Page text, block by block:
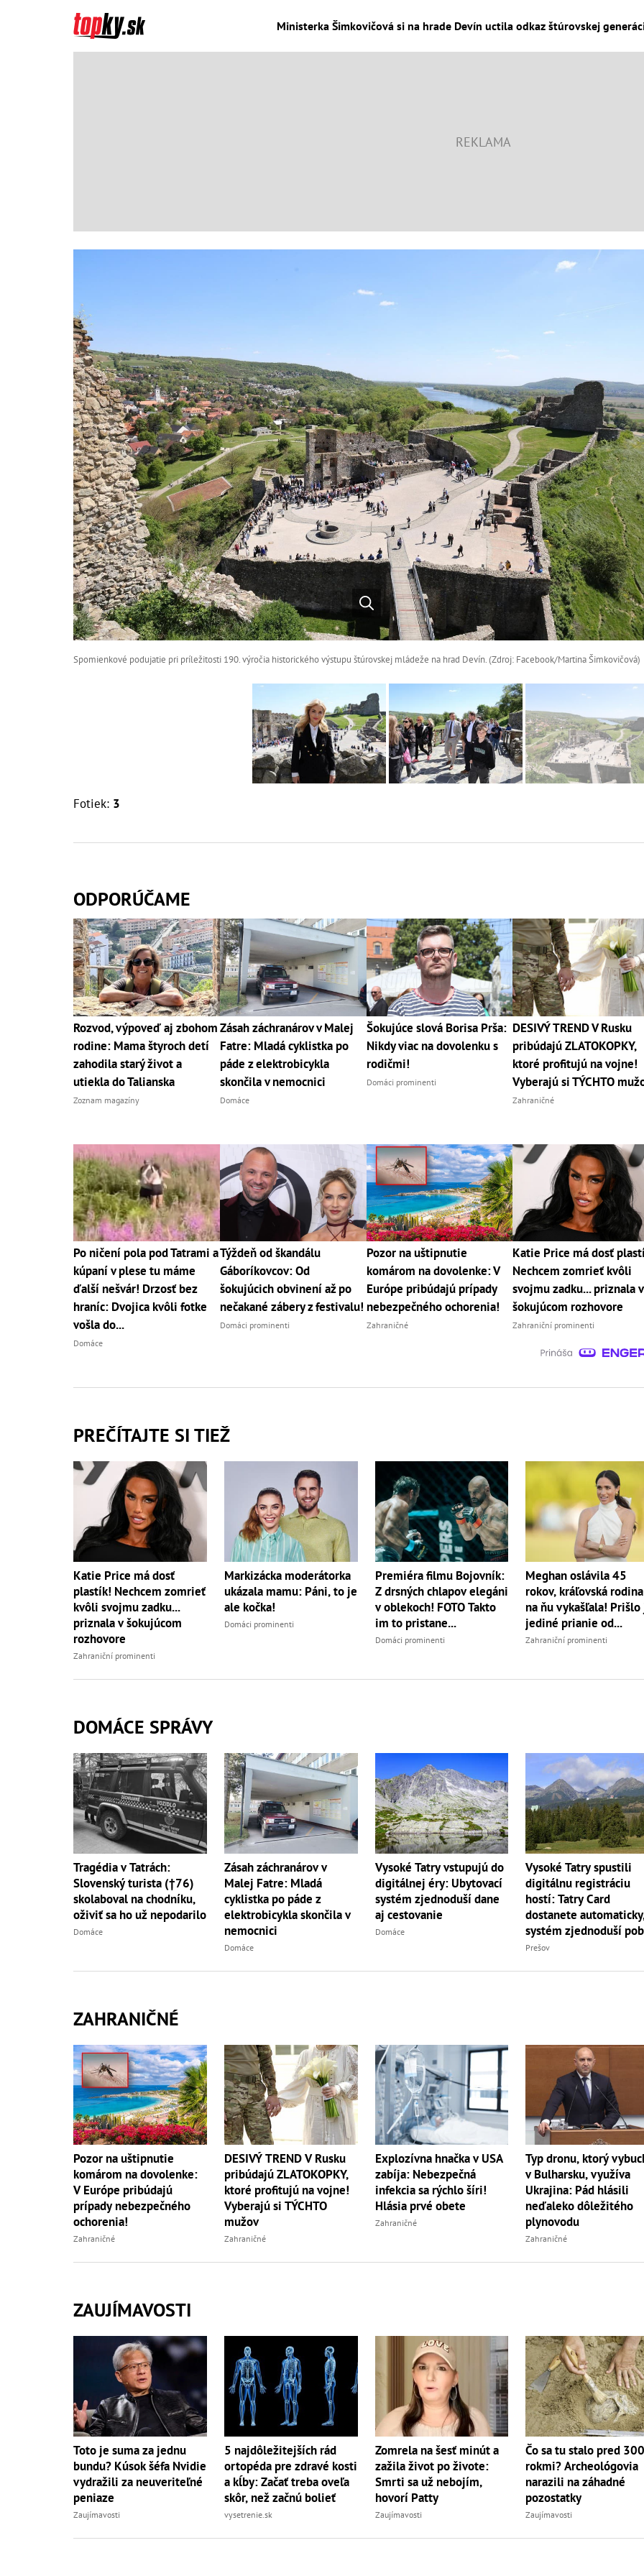
Ministerka Šimkovičová si na hrade Devín uctila odkaz štúrovskej
Spomienkové podujatie pri príležitosti 190. výročia historického výstupu štúrovskej mládeže na hrad Devín. (Zdroj: Facebook/Martina Šimkovičová)
Fotiek: 3
ODPORÚČAME
Rozvod, výpoveď aj zbohom
rodine: Mama štyroch detí
zahodila starý život a
utiekla do Talianska
Zoznam magazíny
Zásah záchranárov v Malej
Fatre: Mladá cyklistka po
páde z elektrobicykla
skončila v nemocnici
Domáce
Šokujúce slová Borisa Prša:
Nikdy viac na dovolenku s
rodičmi!
Domáci prominenti
DESIVÝ TREND V Rusku
pribúdajú ZLATOKOPKY,
ktoré profitujú na vojne!
Vyberajú si TÝCHTO
Zahraničné
Po ničení pola pod Tatrami a
kúpaní v plese tu máme
ďalší nešvár! Drzosť bez
hraníc: Dvojica kvôli fotke
vošla do...
Domáce
Týždeň od škandálu
Gáboríkovcov: Od
šokujúcich obvinení až po
nečakané zábery z festivalu!
Domáci prominenti
Pozor na uštipnutie
komárom na dovolenke: V
Európe pribúdajú prípady
nebezpečného ochorenia!
Zahraničné
Katie Price má dosť
Nechcem zomrieť kvôli
svojmu zadku... priznala v
šokujúcom rozhovore
Zahraniční prominenti
PREČÍTAJTE SI TIEŽ
Katie Price má dosť
plastík! Nechcem zomrieť
kvôli svojmu zadku...
priznala v šokujúcom
rozhovore
Zahraniční prominenti
Markizácka moderátorka
ukázala mamu: Páni, to je
ale kočka!
Domáci prominenti
Premiéra filmu Bojovník:
Z drsných chlapov elegáni
v oblekoch! FOTO Takto
im to pristane...
Domáci prominenti
Meghan oslávila 45
rokov, kráľovská
na ňu vykašľala!
jediné prianie od...
Zahraniční prominenti
DOMÁCE SPRÁVY
Tragédia v Tatrách:
Slovenský turista (†76)
skolaboval na chodníku,
oživiť sa ho už nepodarilo
Domáce
Zásah záchranárov v
Malej Fatre: Mladá
cyklistka po páde z
elektrobicykla skončila v
nemocnici
Domáce
Vysoké Tatry vstupujú do
digitálnej éry: Ubytovací
systém zjednoduší dane
aj cestovanie
Domáce
Vysoké Tatry spustili
digitálnu registráciu
hostí: Tatry Card
dostanete
systém zjednoduší
aj dane
Prešov
ZAHRANIČNÉ
Pozor na uštipnutie
komárom na dovolenke:
V Európe pribúdajú
prípady nebezpečného
ochorenia!
Zahraničné
DESIVÝ TREND V Rusku
pribúdajú ZLATOKOPKY,
ktoré profitujú na vojne!
Vyberajú si TÝCHTO
mužov
Zahraničné
Explozívna hnačka v USA
zabíja: Nebezpečná
infekcia sa rýchlo šíri!
Hlásia prvé obete
Zahraničné
Typ dronu, ktorý
v Bulharsku, využíva
Ukrajina: Pád hlásili
neďaleko dôležitého
plynovodu
Zahraničné
ZAUJÍMAVOSTI
Toto je suma za jednu
bundu? Kúsok šéfa Nvidie
vydražili za neuveriteľné
peniaze
Zaujímavosti
5 najdôležitejších rád
ortopéda pre zdravé kosti
a kĺby: Začať treba oveľa
skôr, než začnú bolieť
vysetrenie.sk
Zomrela na šesť minút a
zažila život po živote:
Smrti sa už nebojím,
hovorí Patty
Zaujímavosti
Čo sa tu stalo pred
rokmi? Archeológovia
narazili na záhadné
pozostatky
Zaujímavosti